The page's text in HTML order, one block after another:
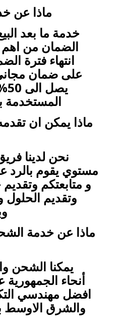
ماذا عن
خدمة ما بعد
الضمان من اهم
انتهاء فترة
على ضمان
المستخدمة
ماذا يمكن ان
نحن لدينا
مستوي يقوم بالرد
و متابعتكم
وتقديم الحلول
ماذا عن خدمة
يمكنا الشحن
أنحاء
افضل مهندسي
والشرق الاوسط